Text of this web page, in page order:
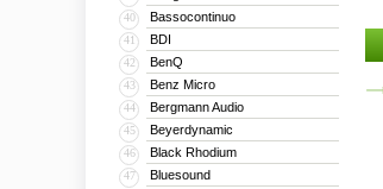
40 Bassocontinuo
41 BDI
42 BenQ
43 Benz Micro
44 Bergmann Audio
45 Beyerdynamic
46 Black Rhodium
47 Bluesound